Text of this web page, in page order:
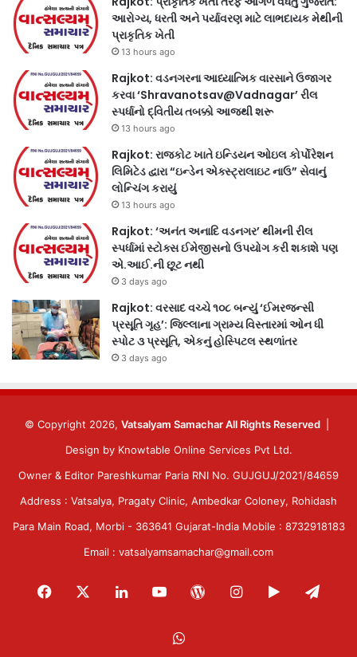
આરોગ્ય, ધરતી અને પર્યાવરણ માટે લાભદાયક મેથીની
પ્રાકૃતિક ખેતી
13 hours ago
Rajkot: વડનગરના આધ્યાત્મિક વારસાને ઉજાગર
કરવા ‘Shravanotsav@Vadnagar’ રીલ
સ્પર્ધાનો દ્વિતીય તબક્કો આજથી શરૂ
13 hours ago
Rajkot: રાજકોટ ખાતે ઇન્ડિયન ઓઇલ કોર્પોરેશન
લિમિટેડ દ્વારા “ઇન્ડેન એક્સ્ટ્રાલાઇટ નાઉ” સેવાનું
લોન્ચિંગ કરાયું
13 hours ago
Rajkot: ‘અનંત અનાદિ વડનગર’ થીમની રીલ
સ્પર્ધામાં સ્ટોક્સ ઈમેજીસનો ઉપયોગ કરી શકાશે પણ
એ.આઈ.ની છૂટ નથી
3 days ago
Rajkot: વરસાદ વચ્ચે ૧૦૮ બન્યું ‘ઈમરજન્સી
પ્રસૂતિ ગૃહ’: જિલ્લાના ગ્રામ્ય વિસ્તારમાં ઓન ધી
સ્પોટ ૩ પ્રસૂતિ, એકનું હોસ્પિટલ સ્થળાંતર
3 days ago
© Copyright 2026, Vatsalyam Samachar All Rights Reserved
Design by Knowtable Online Services Pvt Ltd.
Owner & Editor Pareshkumar Paria RNI No. GUJGUJ/2021/84659
Address : Vatsalya, Pragaty Clinic, Ambedkar Coloney, Rohidash
Para Main Road, Morbi - 363641 Gujarat-India Mobile : 8732918183
Email : vatsalyamsamachar@gmail.com
Facebook LinkedInYouTubeWordPressInstagram
Google
WhatsApp